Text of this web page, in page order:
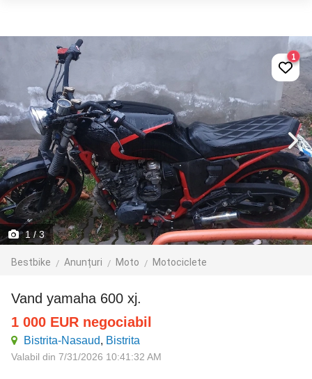
1/ 3
Bestbike Anunțuri Moto Motociclete
1
vand yamaha 600 xj.
1 000 EUR negociabil
Bistrita-Nasaud, Bistrita
Valabil din 7/31/2026 10:41:32 AM